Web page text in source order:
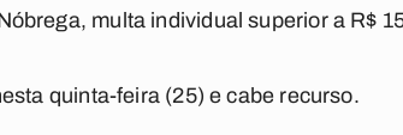
multa individual superior a R$
quinta-feira (25) e cabe recurso.